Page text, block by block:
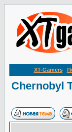
XT-Gamers
Chernobyl